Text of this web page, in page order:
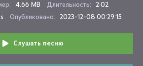
4.66 MB Длительность: 2:02
Опубликовано: 2023-12-08 00:29:15
Слушать песню